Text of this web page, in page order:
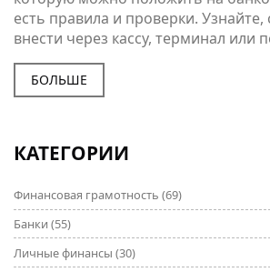
есть правила и проверки.
внести через кассу, терминал или
избежать блокировки.
БОЛЬШЕ
КАТЕГОРИИ
Финансовая грамотность (69)
Банки (55)
Личные финансы (30)